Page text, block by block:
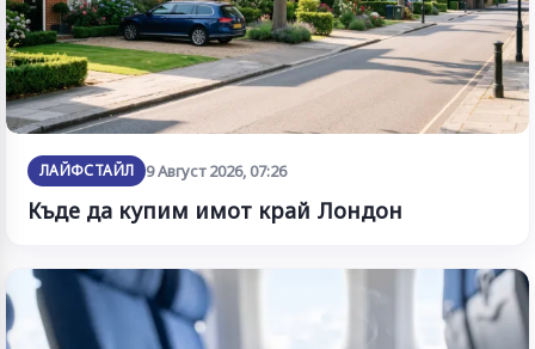
ЛАЙФСТАЙЛ 9 Август 2026, 07:26
Къде да купим имот край Лондон